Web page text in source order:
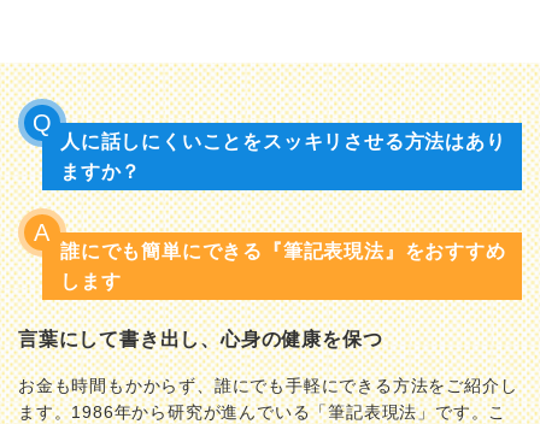
人に話しにくいことをスッキリさせる方法はあり
ますか？
誰にでも簡単にできる『筆記表現法』をおすすめ
します
言葉にして書き出し、心身の健康を保つ
お金も時間もかからず、誰にでも手軽にできる方法をご紹介し
ます。1986年から研究が進んでいる「筆記表現法」です。こ